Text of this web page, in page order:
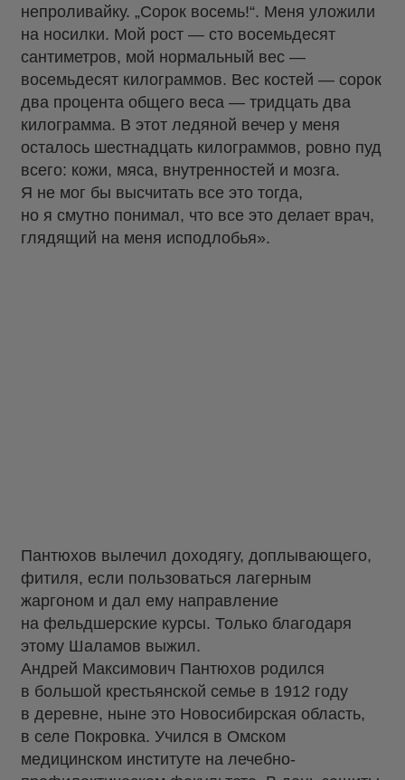
непроливайку. „Сорок восемь!“. Меня уложили
на носилки. Мой рост — сто восемьдесят
сантиметров, мой нормальный вес —
восемьдесят килограммов. Вес костей — сорок
два процента общего веса — тридцать два
килограмма. В этот ледяной вечер у меня
осталось шестнадцать килограммов, ровно пуд
всего: кожи, мяса, внутренностей и мозга.
Я не мог бы высчитать все это тогда,
но я смутно понимал, что все это делает врач,
глядящий на меня исподлобья».
Пантюхов вылечил доходягу, доплывающего,
фитиля, если пользоваться лагерным
жаргоном и дал ему направление
на фельдшерские курсы. Только благодаря
этому Шаламов выжил.
Андрей Максимович Пантюхов родился
в большой крестьянской семье в 1912 году
в деревне, ныне это Новосибирская область,
в селе Покровка. Учился в Омском
медицинском институте на лечебно-